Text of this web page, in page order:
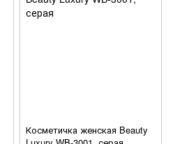
Косметичка женская Beauty